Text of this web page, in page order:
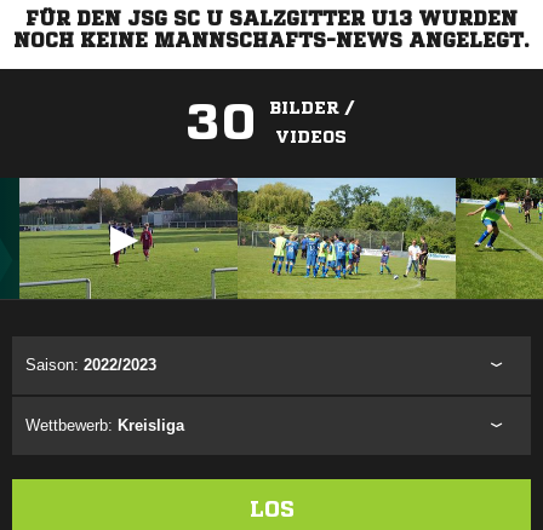
FÜR DEN JSG SC U SALZGITTER U13 WURDEN
NOCH KEINE MANNSCHAFTS-NEWS ANGELEGT.
30
BILDER /
VIDEOS
Saison: 2022/2023
Wettbewerb: Kreisliga
LOS